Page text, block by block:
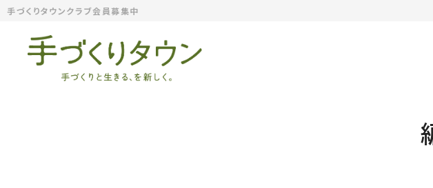
手づくりタウンクラブ会員募集中